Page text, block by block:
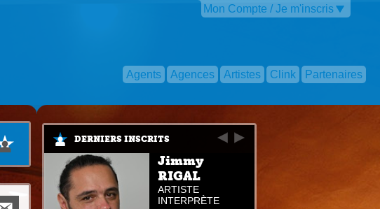
Mon Compte / Je m'inscris
Agents Agences Artistes Clink Partenaires
DERNIERS INSCRITS
Jimmy
RIGAL
ARTISTE
INTERPRÈTE